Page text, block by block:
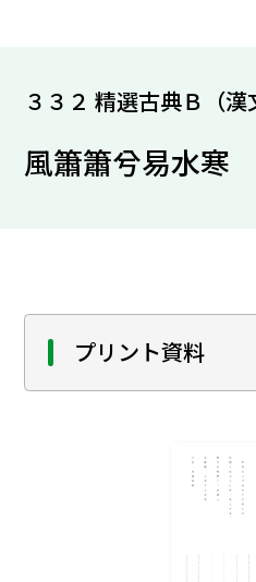
３３２ 精選古典Ｂ（漢
風簫簫兮易水寒
プリント資料